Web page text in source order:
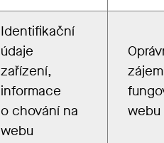
Identifikační
údaje
zařízení,
informace
o chování na
webu
webu